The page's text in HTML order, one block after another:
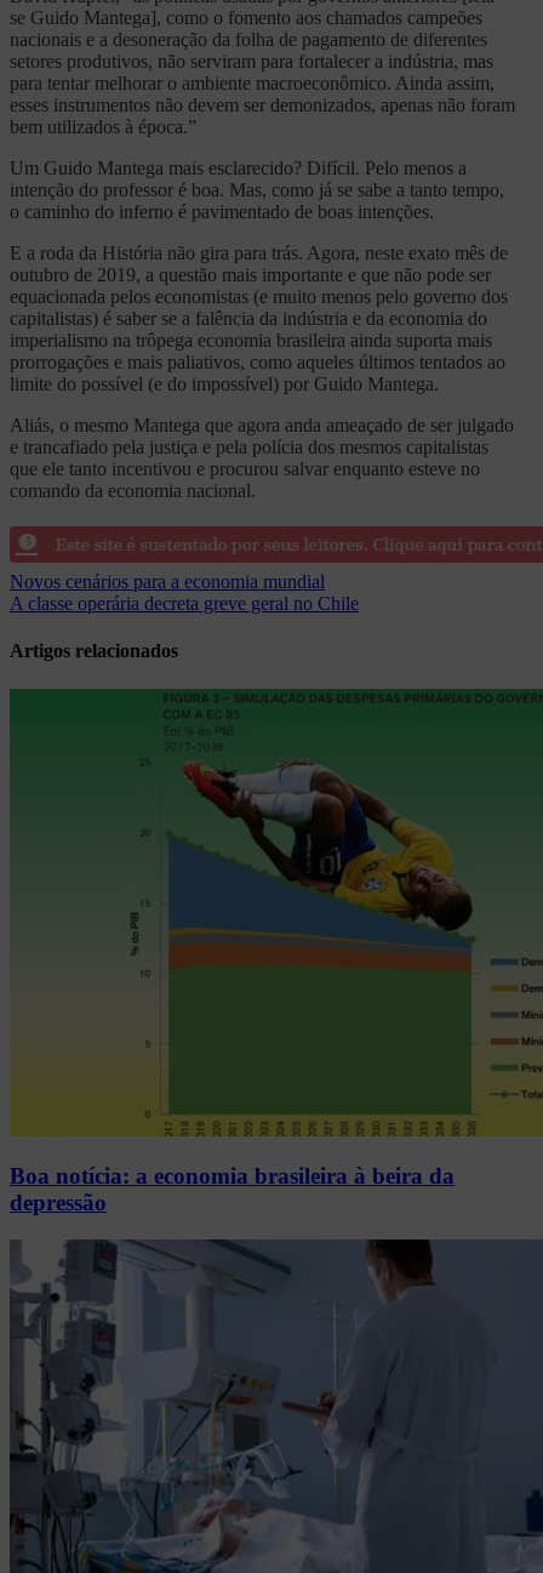
se Guido Mantega], como o fomento aos chamados campeões
nacionais e a desoneração da folha de pagamento de diferentes
setores produtivos, não serviram para fortalecer a indústria, mas
para tentar melhorar o ambiente macroeconômico. Ainda assim,
esses instrumentos não devem ser demonizados, apenas não foram
bem utilizados à época.”
Um Guido Mantega mais esclarecido? Difícil. Pelo menos a
intenção do professor é boa. Mas, como já se sabe a tanto tempo,
o caminho do inferno é pavimentado de boas intenções.
E a roda da História não gira para trás. Agora, neste exato mês de
outubro de 2019, a questão mais importante e que não pode ser
equacionada pelos economistas (e muito menos pelo governo dos
capitalistas) é saber se a falência da indústria e da economia do
imperialismo na trôpega economia brasileira ainda suporta mais
prorrogações e mais paliativos, como aqueles últimos tentados ao
limite do possível (e do impossível) por Guido Mantega.
Aliás, o mesmo Mantega que agora anda ameaçado de ser julgado
e trancafiado pela justiça e pela polícia dos mesmos capitalistas
que ele tanto incentivou e procurou salvar enquanto esteve no
comando da economia nacional.
Navegação
de
Post
Novos cenários para a economia mundial
A classe operária decreta greve geral no Chile
Artigos relacionados
Boa notícia: a economia brasileira à beira da
depressão